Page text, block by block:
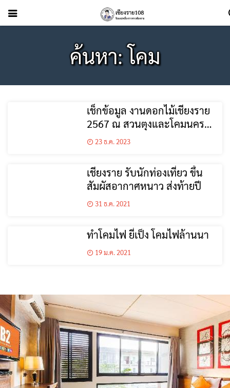
ค้นหา: โคม
เช็กข้อมูล งานดอกไม้เชียงราย
2567 ณ สวนตุงและโคมนคร
เชียงราย
23 ธ.ค. 2023
เชียงราย รับนักท่องเที่ยว ขึ้น
สัมผัสอากาศหนาว ส่งท้ายปี
31 ธ.ค. 2021
ทำโคมไฟ ยี่เป็ง โคมไฟล้านนา
19 ม.ค. 2021